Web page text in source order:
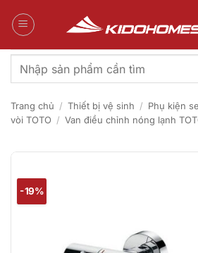
qua
Tìm
kiếm:
Trang chủ / Thiết bị vệ sinh / Phụ kiện
vòi TOTO / Van điều chỉnh nóng lạnh
-19%